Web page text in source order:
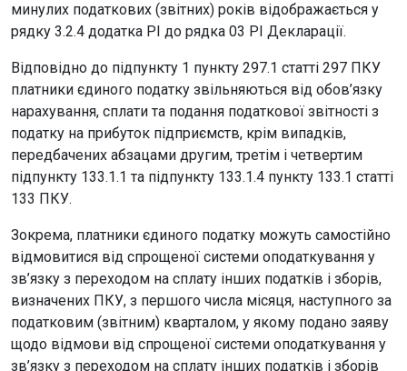
минулих податкових (звітних) років відображається у
рядку 3.2.4 додатка РІ до рядка 03 РІ Декларації.
Відповідно до підпункту 1 пункту 297.1 статті 297 ПКУ
платники єдиного податку звільняються від обов’язку
нарахування, сплати та подання податкової звітності з
податку на прибуток підприємств, крім випадків,
передбачених абзацами другим, третім і четвертим
підпункту 133.1.1 та підпункту 133.1.4 пункту 133.1 статті
133 ПКУ.
Зокрема, платники єдиного податку можуть самостійно
відмовитися від спрощеної системи оподаткування у
зв’язку з переходом на сплату інших податків і зборів,
визначених ПКУ, з першого числа місяця, наступного за
податковим (звітним) кварталом, у якому подано заяву
щодо відмови від спрощеної системи оподаткування у
зв’язку з переходом на сплату інших податків і зборів